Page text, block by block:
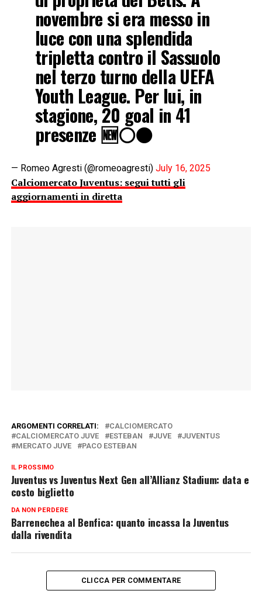
novembre si era messo in
luce con una splendida
tripletta contro il Sassuolo
nel terzo turno della UEFA
Youth League. Per lui, in
stagione, 20 goal in 41
presenze 🆕⚪️⚫️
— Romeo Agresti (@romeoagresti) July 16, 2025
Calciomercato Juventus: segui tutti gli
aggiornamenti in diretta
ARGOMENTI CORRELATI:
CALCIOMERCATO
CALCIOMERCATO JUVE
ESTEBAN JUVE
JUVENTUS
MERCATO JUVE
PACO ESTEBAN
IL PROSSIMO
Juventus vs Juventus Next Gen all’Allianz Stadium: data e
costo biglietto
DA NON PERDERE
Barrenechea al Benfica: quanto incassa la Juventus
dalla rivendita
CLICCA PER COMMENTARE